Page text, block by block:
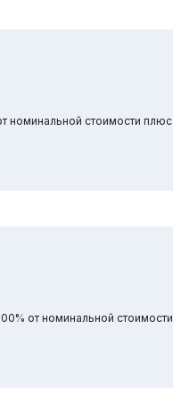
номинальной стоимости плюс
от номинальной стоимости